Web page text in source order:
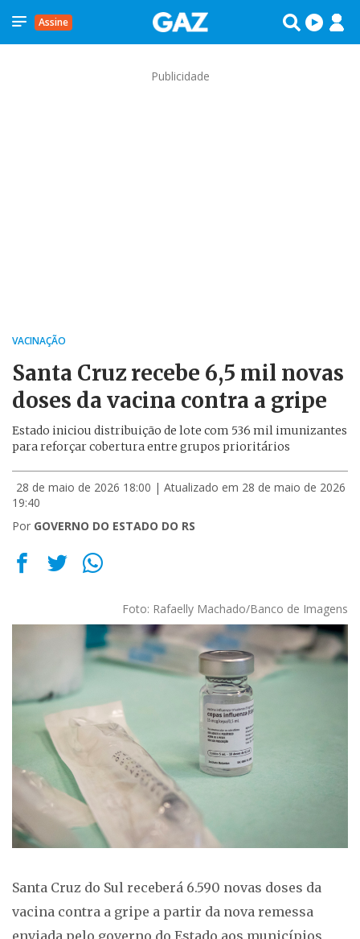
Assine
Publicidade
VACINAÇÃO
Santa Cruz recebe 6,5 mil novas
doses da vacina contra a gripe
Estado iniciou distribuição de lote com 536 mil imunizantes
para reforçar cobertura entre grupos prioritários
28 de maio de 2026 18:00 | Atualizado em 28 de maio de 2026
19:40
Por GOVERNO DO ESTADO DO RS
Foto: Rafaelly Machado/Banco de Imagens
Santa Cruz do Sul receberá 6.590 novas doses da
vacina contra a gripe a partir da nova remessa
enviada pelo governo do Estado aos municípios